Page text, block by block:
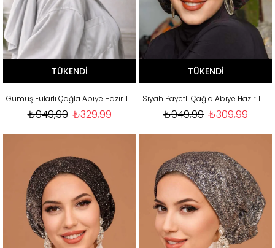
TÜKENDI
Gümüş Fularlı Çağla Abiye Hazır Türban Bone
₺329,99
₺949,99
TÜKENDI
Siyah Payetli Çağla Abiye Hazır Türban Bone
₺309,99
₺949,99